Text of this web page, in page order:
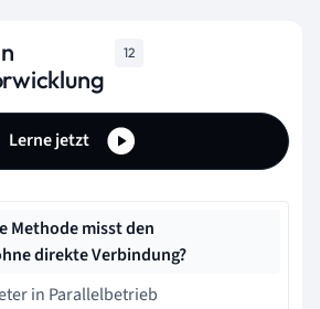
12
Lerne jetzt
Methode misst den
direkte Verbindung?
in Parallelbetrieb